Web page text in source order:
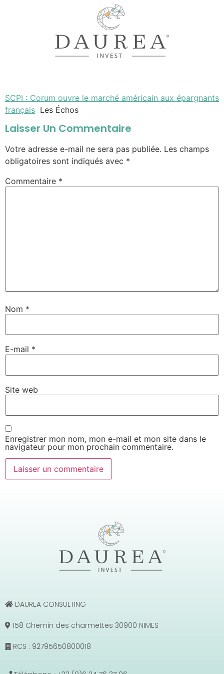
SCPI : Corum ouvre le marché américain aux épargnants
français Les Échos
Laisser Un Commentaire
Votre adresse e-mail ne sera pas publiée. Les champs
obligatoires sont indiqués avec *
Commentaire *
Nom *
E-mail *
Site web
Enregistrer mon nom, mon e-mail et mon site dans le
navigateur pour mon prochain commentaire.
DAUREA CONSULTING
158 Chemin des charmettes 30900 NIMES
RCS : 92795650800018